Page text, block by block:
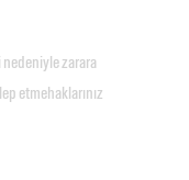
zarara
etmehaklarınız